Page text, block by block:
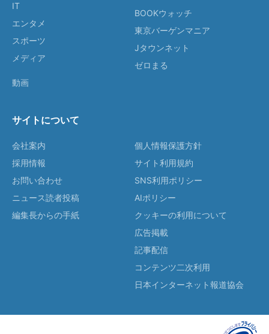
IT
エンタメ
スポーツ
メディア
動画
BOOKウォッチ
東京バーゲンマニア
Jタウンネット
ゼロまる
サイトについて
会社案内
採用情報
お問い合わせ
ニュース読者投稿
編集長からの手紙
個人情報保護方針
サイト利用規約
SNS利用ポリシー
AIポリシー
クッキーの利用について
広告掲載
記事配信
コンテンツ二次利用
日本インターネット報道協会